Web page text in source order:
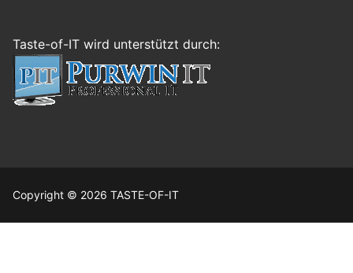
Taste-of-IT wird unterstützt durch:
Copyright © 2026 TASTE-OF-IT